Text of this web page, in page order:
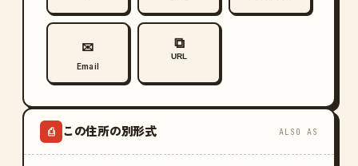
✉
Email
⧉
URL
⎙ この住所の別形式 ALSO AS